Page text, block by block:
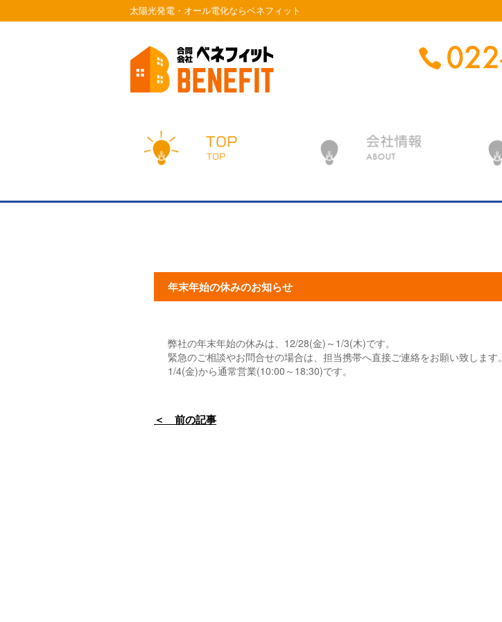
太陽光発電・オール電化ならベネフィット
年末年始の休みのお知らせ
弊社の年末年始の休みは、12/28(金)～1/3(木)です。
緊急のご相談やお問合せの場合は、担当携帯へ直接ご連絡をお願い致します。
1/4(金)から通常営業(10:00～18:30)です。
＜ 前の記事